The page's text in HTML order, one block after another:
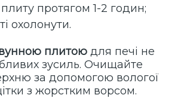
протягом 1-2 годин;
охолонути.
плитою для печі не
зусиль. Очищайте
за допомогою вологої
з жорстким ворсом.